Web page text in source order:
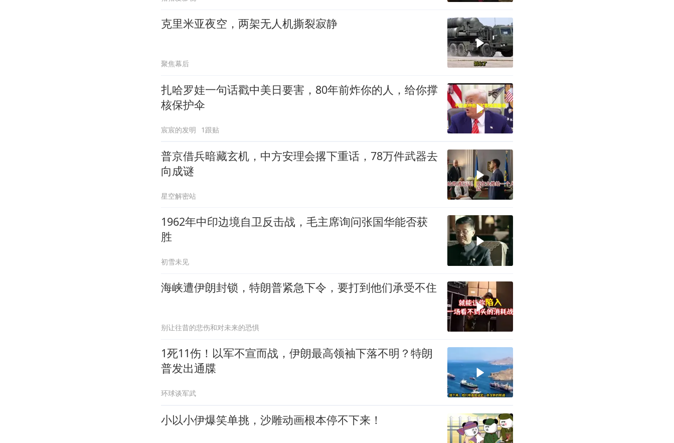
克里米亚夜空，两架无人机撕裂寂静
聚焦幕后
扎哈罗娃一句话戳中美日要害，80年前炸你的人，给你撑
核保护伞
宸宸的发明 1跟贴
普京借兵暗藏玄机，中方安理会撂下重话，78万件武器去
向成谜
星空解密站
1962年中印边境自卫反击战，毛主席询问张国华能否获
胜
初雪未见
海峡遭伊朗封锁，特朗普紧急下令，要打到他们承受不住
别让往昔的悲伤和对未来的恐惧
1死11伤！以军不宣而战，伊朗最高领袖下落不明？特朗
普发出通牒
环球谈军武
小以小伊爆笑单挑，沙雕动画根本停不下来！